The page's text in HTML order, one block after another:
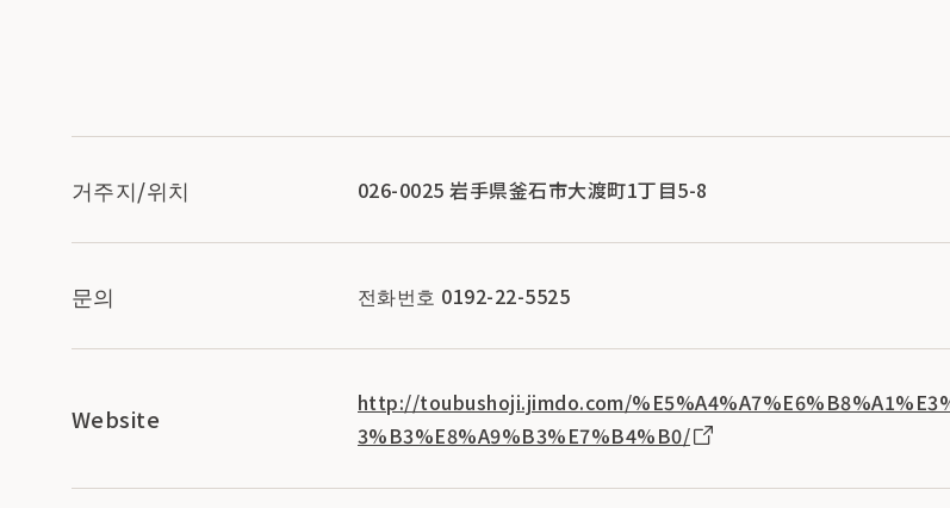
거주지/위치 026-0025 岩手県釜石市大渡町1丁目5-8
문의 전화번호 0192-22-5525
Website
http://toubushoji.jimdo.com/
3%B3%E8%A9%B3%E7%B4%B0/